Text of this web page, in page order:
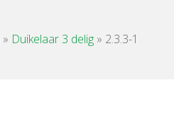
» Duikelaar 3 delig » 2.3.3-1